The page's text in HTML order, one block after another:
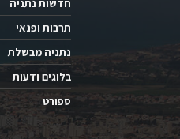
חדשות נתניה
תרבות ופנאי
נתניה מבשלת
בלוגים ודעות
ספורט